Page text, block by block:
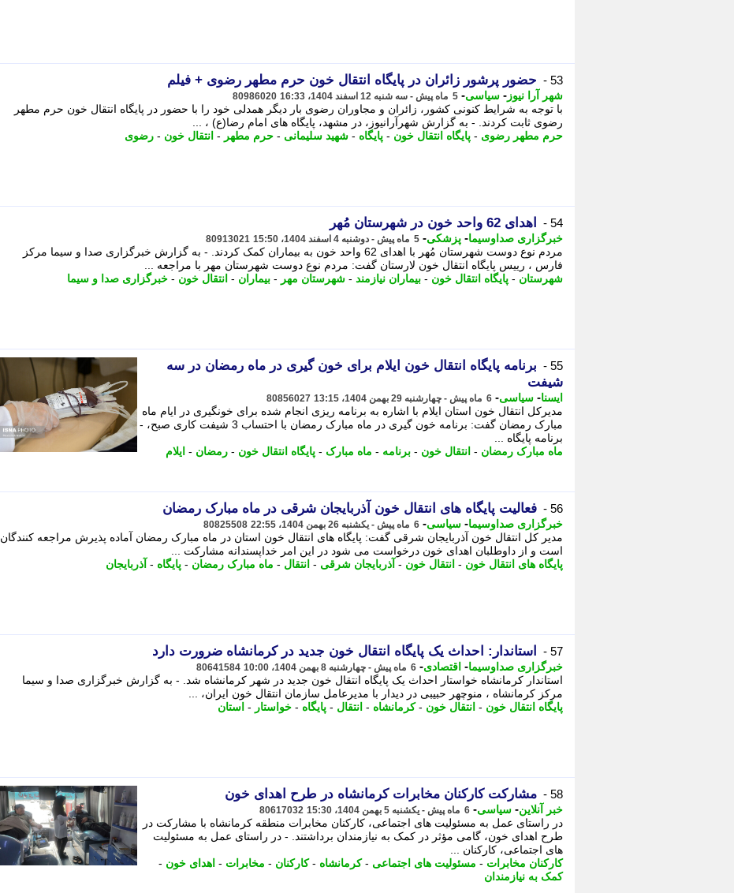
53 - حضور پرشور زائران در پایگاه انتقال خون حرم مطهر رضوی + فیلم
شهر آرا نیوز - سیاسی- 5 ماه پیش - سه شنبه 12 اسفند 1404، 16:33 80986020
با توجه به شرایط کنونی کشور، زائران و مجاوران رضوی بار دیگر همدلی خود را با حضور در پایگاه انتقال خون حرم مطهر
رضوی ثابت کردند. - به گزارش شهرآرانیوز، در مشهد، پایگاه های امام رضا(ع) ، ...
حرم مطهر رضوی - پایگاه انتقال خون - پایگاه - شهید سلیمانی - حرم مطهر - انتقال خون - رضوی
54 - اهدای 62 واحد خون در شهرستان مُهر
خبرگزاری صداوسیما- پزشکی- 5 ماه پیش - دوشنبه 4 اسفند 1404، 15:50 80913021
مردم نوع دوست شهرستان مُهر با اهدای 62 واحد خون به بیماران کمک کردند. - به گزارش خبرگزاری صدا و سیما مرکز
فارس ، رییس پایگاه انتقال خون لارستان گفت: مردم نوع دوست شهرستان مهر با مراجعه ...
شهرستان - پایگاه انتقال خون - بیماران نیازمند - شهرستان مهر - بیماران - انتقال خون - خبرگزاری صدا و سیما
55 -
برنامه پایگاه انتقال خون ایلام برای خون گیری در ماه رمضان در سه
شیفت
ایسنا- سیاسی- 6 ماه پیش - چهارشنبه 29 بهمن 1404، 13:15 80856027
مدیرکل انتقال خون استان ایلام با اشاره به برنامه ریزی انجام شده برای خونگیری در ایام ماه
مبارک رمضان گفت: برنامه خون گیری در ماه مبارک رمضان با احتساب 3 شیفت کاری صبح، -
برنامه پایگاه ...
ماه مبارک رمضان - انتقال خون - برنامه - ماه مبارک - پایگاه انتقال خون - رمضان - ایلام
56 - فعالیت پایگاه های انتقال خون آذربایجان شرقی در ماه مبارک رمضان
خبرگزاری صداوسیما- سیاسی- 6 ماه پیش - یکشنبه 26 بهمن 1404، 22:55 80825508
مدیر کل انتقال خون آذربایجان شرقی گفت: پایگاه های انتقال خون استان در ماه مبارک رمضان آماده پذیرش مراجعه کنندگان
است و از داوطلبان اهدای خون درخواست می شود در این امر خداپسندانه مشارکت ...
پایگاه های انتقال خون - انتقال خون - آذربایجان شرقی - انتقال - ماه مبارک رمضان - پایگاه - آذربایجان
57 - استاندار: احداث یک پایگاه انتقال خون جدید در کرمانشاه ضرورت دارد
خبرگزاری صداوسیما- اقتصادی- 6 ماه پیش - چهارشنبه 8 بهمن 1404، 10:00 80641584
استاندار کرمانشاه خواستار احداث یک پایگاه انتقال خون جدید در شهر کرمانشاه شد. - به گزارش خبرگزاری صدا و سیما
مرکز کرمانشاه ، منوچهر حبیبی در دیدار با مدیرعامل سازمان انتقال خون ایران، ...
پایگاه انتقال خون - انتقال خون -کرمانشاه - انتقال - پایگاه - خواستار - استان
58 - مشارکت کارکنان مخابرات کرمانشاه در طرح اهدای خون
خبر آنلاین- سیاسی- 6 ماه پیش - یکشنبه 5 بهمن 1404، 15:30 80617032
در راستای عمل به مسئولیت های اجتماعی، کارکنان مخابرات منطقه کرمانشاه با مشارکت در
طرح اهدای خون، گامی مؤثر در کمک به نیازمندان برداشتند. - در راستای عمل به مسئولیت
های اجتماعی، کارکنان ...
کارکنان مخابرات - مسئولیت های اجتماعی -کرمانشاه -کارکنان - مخابرات - اهدای خون -
کمک به نیازمندان